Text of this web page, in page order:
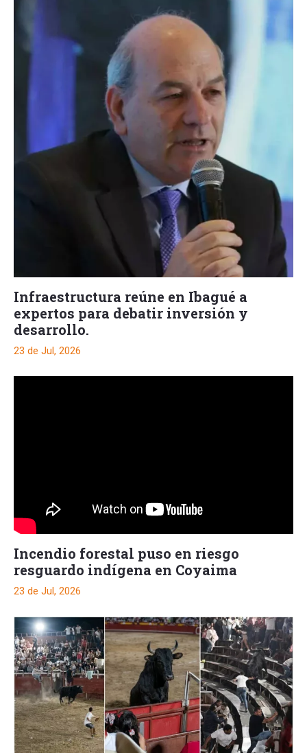
Infraestructura reúne en Ibagué a
expertos para debatir inversión y
desarrollo.
23 de Jul, 2026
Incendio forestal puso en riesgo
resguardo indígena en Coyaima
23 de Jul, 2026